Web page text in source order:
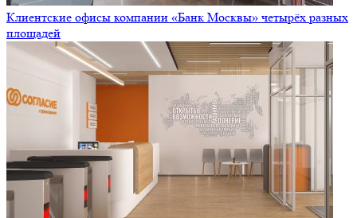
Клиентские офисы компании «Банк Москвы» четырёх разных
площадей